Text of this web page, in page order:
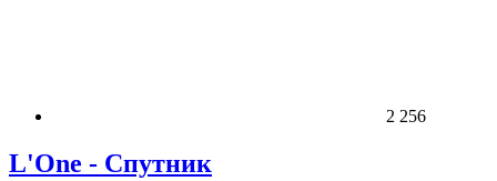
2 256
L'One - Спутник